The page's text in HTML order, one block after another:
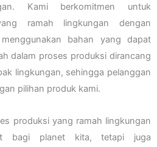
Kami berkomitmen untuk
ramah lingkungan dengan
bahan yang dapat
dalam proses produksi dirancang
lingkungan, sehingga pelanggan
pilihan produk kami.
produksi yang ramah lingkungan
bagi planet kita, tetapi juga